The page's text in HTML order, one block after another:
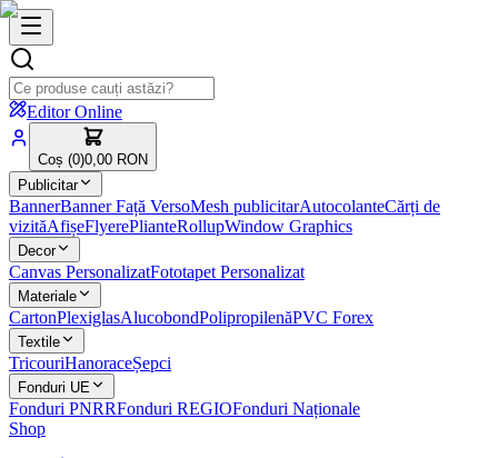
Editor Online
Coș (0)0,00 RON
Publicitar
BannerBanner Față VersoMesh publicitarAutocolanteCărți de
vizităAfișeFlyerePlianteRollupWindow Graphics
Decor
Canvas PersonalizatFototapet Personalizat
Materiale
CartonPlexiglasAlucobondPolipropilenăPVC Forex
Textile
TricouriHanoraceȘepci
Fonduri UE
Fonduri PNRRFonduri REGIOFonduri Naționale
Shop